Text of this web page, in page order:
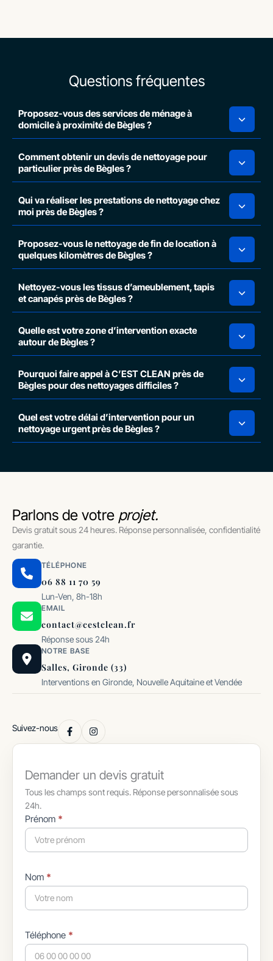
Questions fréquentes
Proposez-vous des services de ménage à
domicile à proximité de Bègles ?
Comment obtenir un devis de nettoyage pour
particulier près de Bègles ?
Qui va réaliser les prestations de nettoyage chez
moi près de Bègles ?
Proposez-vous le nettoyage de fin de location à
quelques kilomètres de Bègles ?
Nettoyez-vous les tissus d’ameublement, tapis
et canapés près de Bègles ?
Quelle est votre zone d’intervention exacte
autour de Bègles ?
Pourquoi faire appel à C’EST CLEAN près de
Bègles pour des nettoyages difficiles ?
Quel est votre délai d’intervention pour un
nettoyage urgent près de Bègles ?
Parlons de votre projet.
Devis gratuit sous 24 heures. Réponse personnalisée, confidentialité
garantie.
TÉLÉPHONE
06 88 11 70 59
Lun-Ven, 8h-18h
EMAIL
contact@cestclean.fr
Réponse sous 24h
NOTRE BASE
Salles, Gironde (33)
Interventions en Gironde, Nouvelle Aquitaine et Vendée
Suivez-nous
Demander un devis gratuit
Tous les champs sont requis. Réponse personnalisée sous
24h.
Formulaire
simple
avec
Prénom *
Nom *
Téléphone *